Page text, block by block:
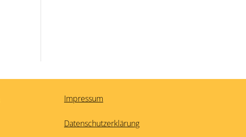
Impressum
Datenschutzerklärung